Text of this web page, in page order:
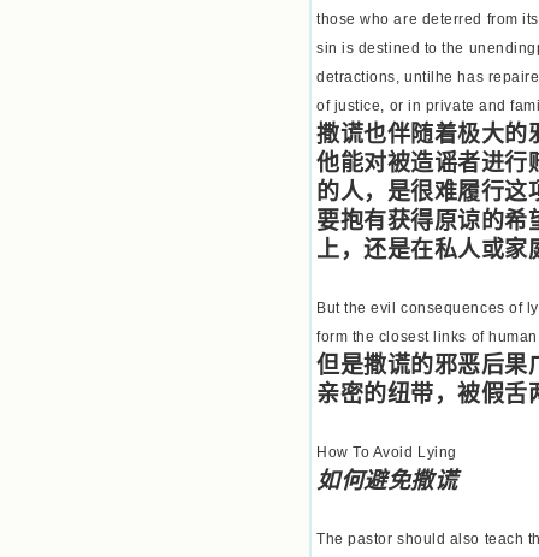
those who are deterred from
sin is destined to the
detractions, untilhe has
of justice, or in private and
撒谎也伴随着极大的
他能对被造谣者进行
的人，是很难履行这
要抱有获得原谅的希
上，还是在私人或家
But the evil consequences of
form the closest links of
但是撒谎的邪恶后果
亲密的纽带，被假舌
How To Avoid Lying
如何避免撒谎
The pastor should also teach